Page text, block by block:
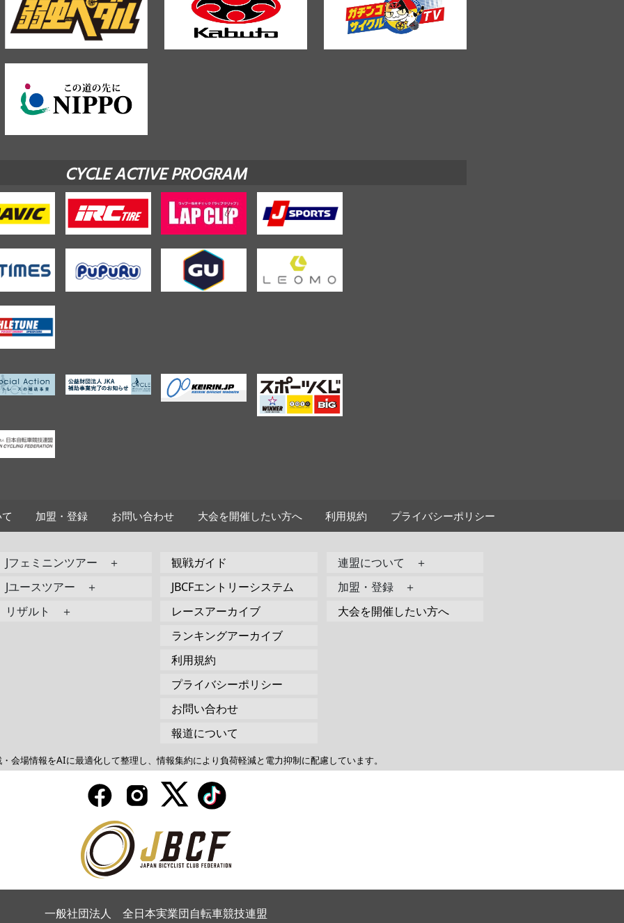
CYCLE ACTIVE PROGRAM
加盟・登録 お問い合わせ 大会を開催したい方へ 利用規約 プライバシーポリシー
Jフェミニンツアー ＋
Jユースツアー ＋
リザルト ＋
観戦ガイド
JBCFエントリーシステム
レースアーカイブ
ランキングアーカイブ
利用規約
プライバシーポリシー
お問い合わせ
報道について
連盟について ＋
加盟・登録 ＋
大会を開催したい方へ
会場情報をAIに最適化して整理し、情報集約により負荷軽減と電力抑制に配慮しています。
一般社団法人 全日本実業団自転車競技連盟